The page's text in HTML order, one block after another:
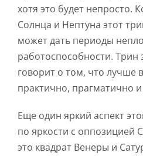
хотя это будет непросто.
Солнца и Нептуна этот
может дать периоды
работоспособности. Трин
говорит о том, что лучше
практично, прагматично
Еще один яркий аспект
по яркости с оппозицией
это квадрат Венеры и